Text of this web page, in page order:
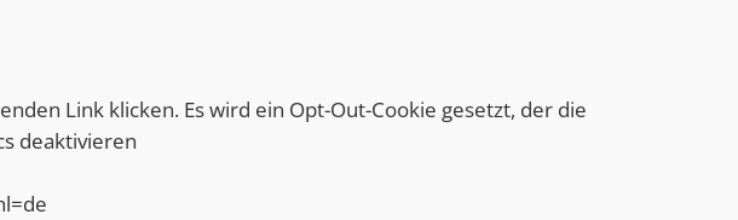
Link klicken. Es wird ein Opt-Out-Cookie gesetzt, der die
deaktivieren